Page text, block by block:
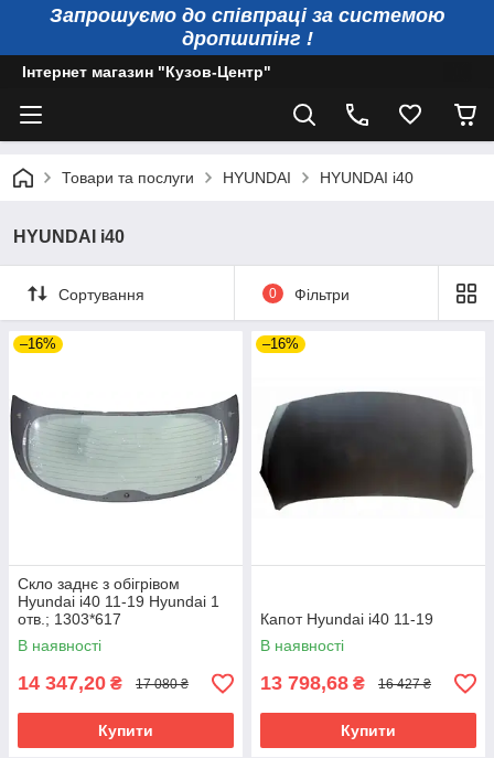
Запрошуємо до співпраці за системою
дропшипінг !
Інтернет магазин "Кузов-Центр"
Товари та послуги HYUNDAI HYUNDAI i40
HYUNDAI i40
Сортування 0 Фільтри
–16%
Скло заднє з обігрівом
Hyundai i40 11-19 Hyundai 1
отв.; 1303*617
В наявності
14 347,20 ₴ 17 080 ₴
Купити
–16%
Капот Hyundai i40 11-19
В наявності
13 798,68 ₴ 16 427 ₴
Купити